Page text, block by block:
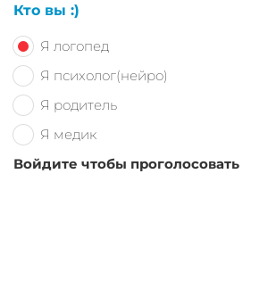
Кто вы :)
Я логопед
Я психолог(нейро)
Я родитель
Я медик
Войдите чтобы проголосовать